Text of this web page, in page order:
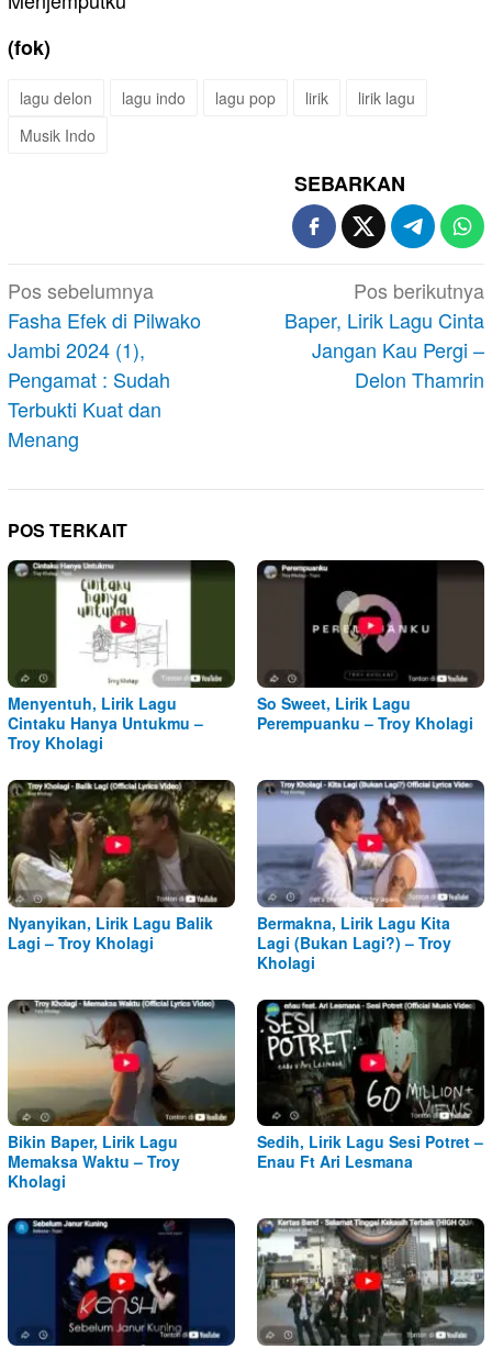
(fok)
lagu delon lagu indo lagu pop lirik
lirik lagu
Musik Indo
SEBARKAN
Navigasi
pos
Pos sebelumnya
Fasha Efek di Pilwako
Jambi 2024 (1),
Pengamat : Sudah
Terbukti Kuat dan
Menang
Pos berikutnya
Baper, Lirik Lagu Cinta
Jangan Kau Pergi –
Delon Thamrin
POS TERKAIT
Menyentuh, Lirik Lagu
Cintaku Hanya Untukmu –
Troy Kholagi
So Sweet, Lirik Lagu
Perempuanku – Troy Kholagi
Nyanyikan, Lirik Lagu Balik
Lagi – Troy Kholagi
Bermakna, Lirik Lagu Kita
Lagi (Bukan Lagi?) – Troy
Kholagi
Bikin Baper, Lirik Lagu
Memaksa Waktu – Troy
Kholagi
Sedih, Lirik Lagu Sesi Potret –
Enau Ft Ari Lesmana